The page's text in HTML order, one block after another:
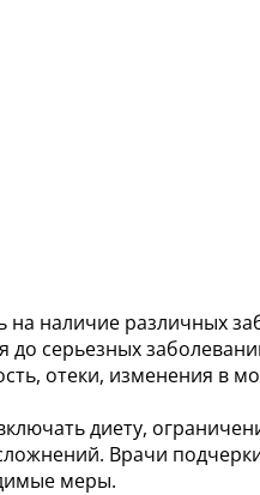
на наличие различных
серьезных
отеки, изменения в
диету,
Врачи
меры.